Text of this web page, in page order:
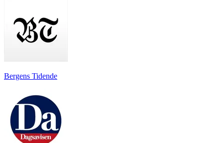
Bergens Tidende